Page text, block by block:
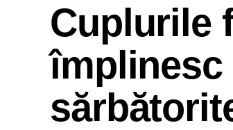
Cuplurile
împlinesc